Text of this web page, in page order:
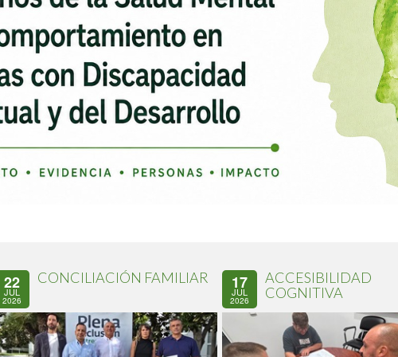
22
JUL
2026
CONCILIACIÓN FAMILIAR 17
JUL
2026
ACCESIBILIDAD
COGNITIVA